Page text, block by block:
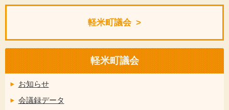
軽米町議会
軽米町議会
お知らせ
会議録データ